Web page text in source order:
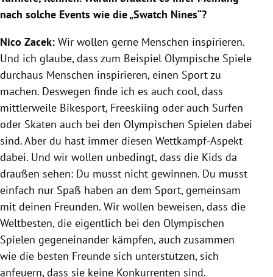
nach solche Events wie die „Swatch Nines“?
Nico Zacek: Wir wollen gerne Menschen inspirieren.
Und ich glaube, dass zum Beispiel Olympische Spiele
durchaus Menschen inspirieren, einen Sport zu
machen. Deswegen finde ich es auch cool, dass
mittlerweile Bikesport, Freeskiing oder auch Surfen
oder Skaten auch bei den Olympischen Spielen dabei
sind. Aber du hast immer diesen Wettkampf-Aspekt
dabei. Und wir wollen unbedingt, dass die Kids da
draußen sehen: Du musst nicht gewinnen. Du musst
einfach nur Spaß haben an dem Sport, gemeinsam
mit deinen Freunden. Wir wollen beweisen, dass die
Weltbesten, die eigentlich bei den Olympischen
Spielen gegeneinander kämpfen, auch zusammen
wie die besten Freunde sich unterstützen, sich
anfeuern, dass sie keine Konkurrenten sind.